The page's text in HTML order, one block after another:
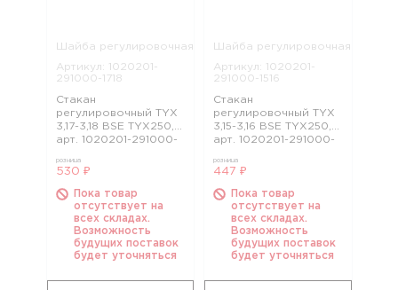
Шайба регулировочная
Артикул: 1020201-
291000-1718
Стакан
регулировочный TYX
3,17-3,18 BSE TYX250,
арт. 1020201-291000-
розница
530 ₽
Пока товар
отсутствует на
всех складах.
Возможность
будущих поставок
будет уточняться
Шайба регулировочная
Артикул: 1020201-
291000-1516
Стакан
регулировочный TYX
3,15-3,16 BSE TYX250,
арт. 1020201-291000-
розница
447 ₽
Пока товар
отсутствует на
всех складах.
Возможность
будущих поставок
будет уточняться